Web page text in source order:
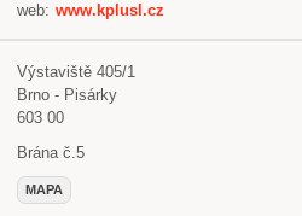
web: www.kplusl.cz
Výstaviště 405/1
Brno - Pisárky
603 00
Brána č.5
MAPA